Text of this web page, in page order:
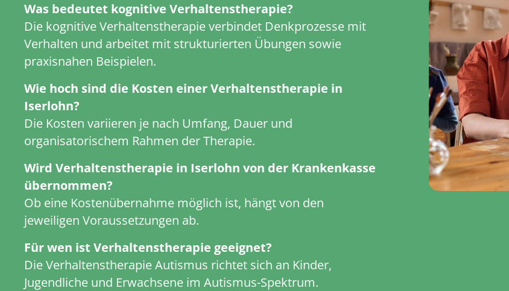
Was bedeutet kognitive Verhaltenstherapie?
Die kognitive Verhaltenstherapie verbindet Denkprozesse mit
Verhalten und arbeitet mit strukturierten Übungen sowie
praxisnahen Beispielen.
Wie hoch sind die Kosten einer Verhaltenstherapie in
Iserlohn?
Die Kosten variieren je nach Umfang, Dauer und
organisatorischem Rahmen der Therapie.
Wird Verhaltenstherapie in Iserlohn von der Krankenkasse
übernommen?
Ob eine Kostenübernahme möglich ist, hängt von den
jeweiligen Voraussetzungen ab.
Für wen ist Verhaltenstherapie geeignet?
Die Verhaltenstherapie Autismus richtet sich an Kinder,
Jugendliche und Erwachsene im Autismus-Spektrum.